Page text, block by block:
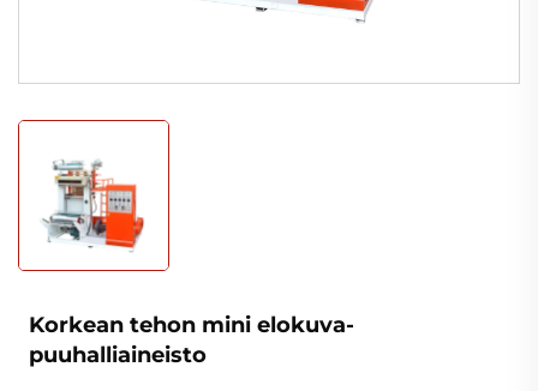
Korkean tehon mini elokuva-
puuhalliaineisto